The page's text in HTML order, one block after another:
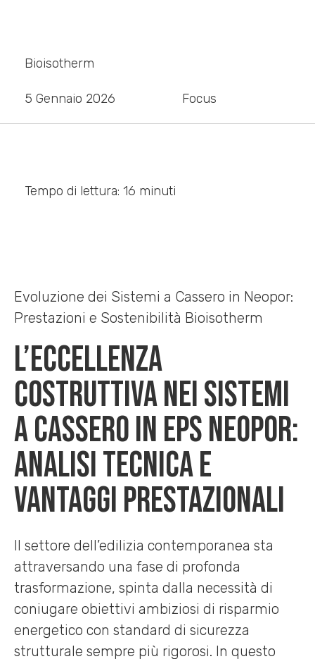
Bioisotherm
5 Gennaio 2026 Focus
Tempo di lettura: 16 minuti
Evoluzione dei Sistemi a Cassero in Neopor:
Prestazioni e Sostenibilità Bioisotherm
L’eccellenza
costruttiva nei sistemi
a cassero in EPS Neopor:
analisi tecnica e
vantaggi prestazionali
Il settore dell’edilizia contemporanea sta
attraversando una fase di profonda
trasformazione, spinta dalla necessità di
coniugare obiettivi ambiziosi di risparmio
energetico con standard di sicurezza
strutturale sempre più rigorosi. In questo